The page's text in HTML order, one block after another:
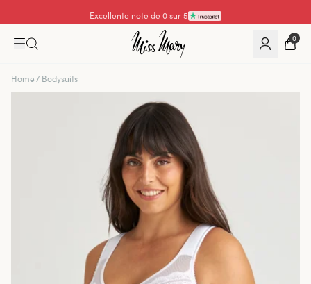
Excellente note de 0 sur 5
0
Home / Bodysuits